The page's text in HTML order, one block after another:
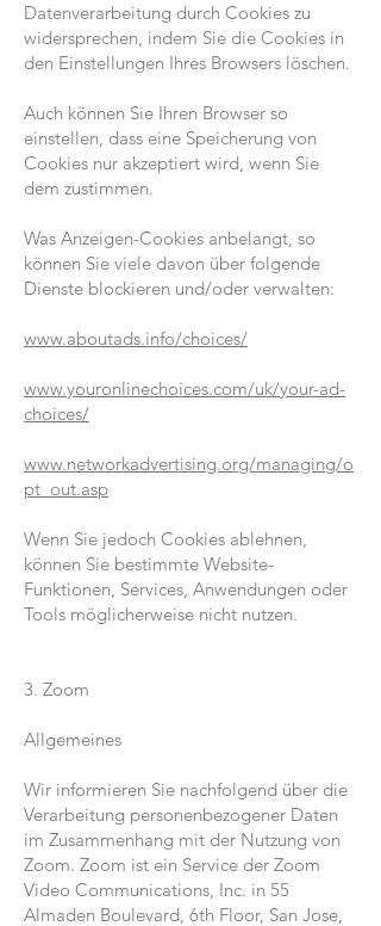
Datenverarbeitung durch Cookies zu
widersprechen, indem Sie die Cookies in
den Einstellungen Ihres Browsers löschen.
Auch können Sie Ihren Browser so
einstellen, dass eine Speicherung von
Cookies nur akzeptiert wird, wenn Sie
dem zustimmen.
Was Anzeigen-Cookies anbelangt, so
können Sie viele davon über folgende
Dienste blockieren und/oder verwalten:
www.aboutads.info/choices/
www.youronlinechoices.com/uk/your-ad-
choices/
www.networkadvertising.org/managing/o
pt_out.asp
Wenn Sie jedoch Cookies ablehnen,
können Sie bestimmte Website-
Funktionen, Services, Anwendungen oder
Tools möglicherweise nicht nutzen.
3. Zoom
Allgemeines
Wir informieren Sie nachfolgend über die
Verarbeitung personenbezogener Daten
im Zusammenhang mit der Nutzung von
Zoom. Zoom ist ein Service der Zoom
Video Communications, Inc. in 55
Almaden Boulevard, 6th Floor, San Jose,